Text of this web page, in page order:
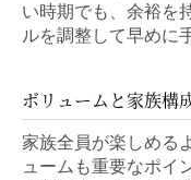
い時期でも、余裕を
ルを調整して早めに
ボリュームと家族構
家族全員が楽しめる
ュームも重要なポイ